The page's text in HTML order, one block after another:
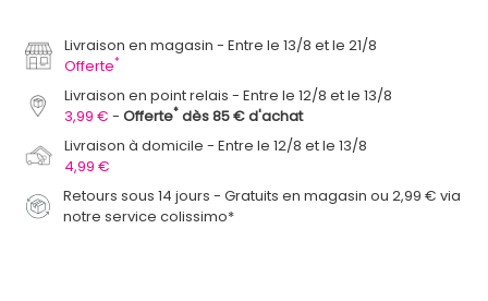
Livraison en magasin
Entre le 13/8 et le 21/8
Offerte*
Livraison en point relais
Entre le 12/8 et le 13/8
3,99 €
Offerte* dès 85 € d'achat
Livraison à domicile
Entre le 12/8 et le 13/8
4,99 €
Retours sous 14 jours - Gratuits en magasin ou 2,99 € via
notre service colissimo*